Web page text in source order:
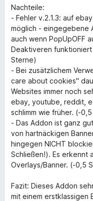
Nachteile:
- Fehler v.2.1.3: auf
möglich - eingegebene
auch wenn PopUpOFF
Deaktiveren
Sterne)
- Bei zusätzlichem
care about cookies"
Websites immer noch
ebay, youtube, reddit,
schlimm wie früher. (-
- Das Addon ist ganz
von hartnäckigen
hingegen NICHT
Schließen!). Es erkennt
Overlays/Banner. (-0,5
Fazit: Dieses Addon
mit einem erstklassigen